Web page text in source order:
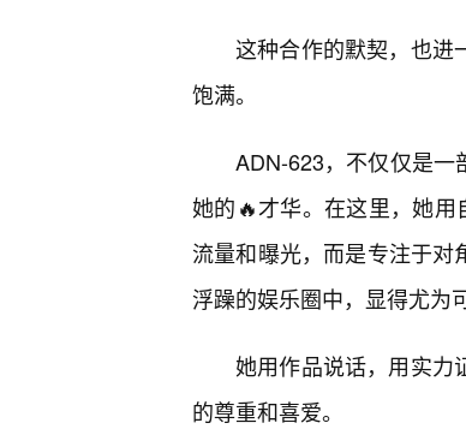
这种合作的默契，也进
饱满。
ADN-623，不仅仅是
她的🔥才华。在这里，她用
流量和曝光，而是专注于
浮躁的娱乐圈中，显得尤为
她用作品说话，用实力
的尊重和喜爱。